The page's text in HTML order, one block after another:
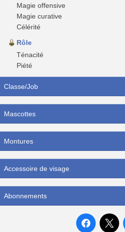
Magie offensive
Magie curative
Célérité
Rôle
Ténacité
Piété
Classe/Job
Mascottes
Montures
Accessoire de visage
Abonnements